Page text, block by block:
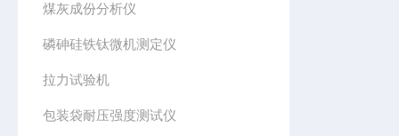
煤灰成份分析仪
磷砷硅铁钛微机测定仪
拉力试验机
包装袋耐压强度测试仪